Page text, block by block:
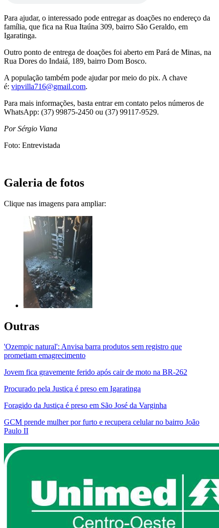
Para ajudar, o interessado pode entregar as doações no endereço da
família, que fica na Rua Itaúna 309, bairro São Geraldo, em
Igaratinga.
Outro ponto de entrega de doações foi aberto em Pará de Minas, na
Rua Dores do Indaiá, 189, bairro Dom Bosco.
A população também pode ajudar por meio do pix. A chave
é: vipvilla716@gmail.com.
Para mais informações, basta entrar em contato pelos números de
WhatsApp: (37) 99875-2450 ou (37) 99117-9529.
Por Sérgio Viana
Foto: Entrevistada
Galeria de fotos
Clique nas imagens para ampliar:
Outras
'Ozempic natural': Anvisa barra produtos sem registro que
prometiam emagrecimento
Jovem fica gravemente ferido após cair de moto na BR-262
Procurado pela Justiça é preso em Igaratinga
Foragido da Justiça é preso em São José da Varginha
GCM prende mulher por furto e recupera celular no bairro João
Paulo II